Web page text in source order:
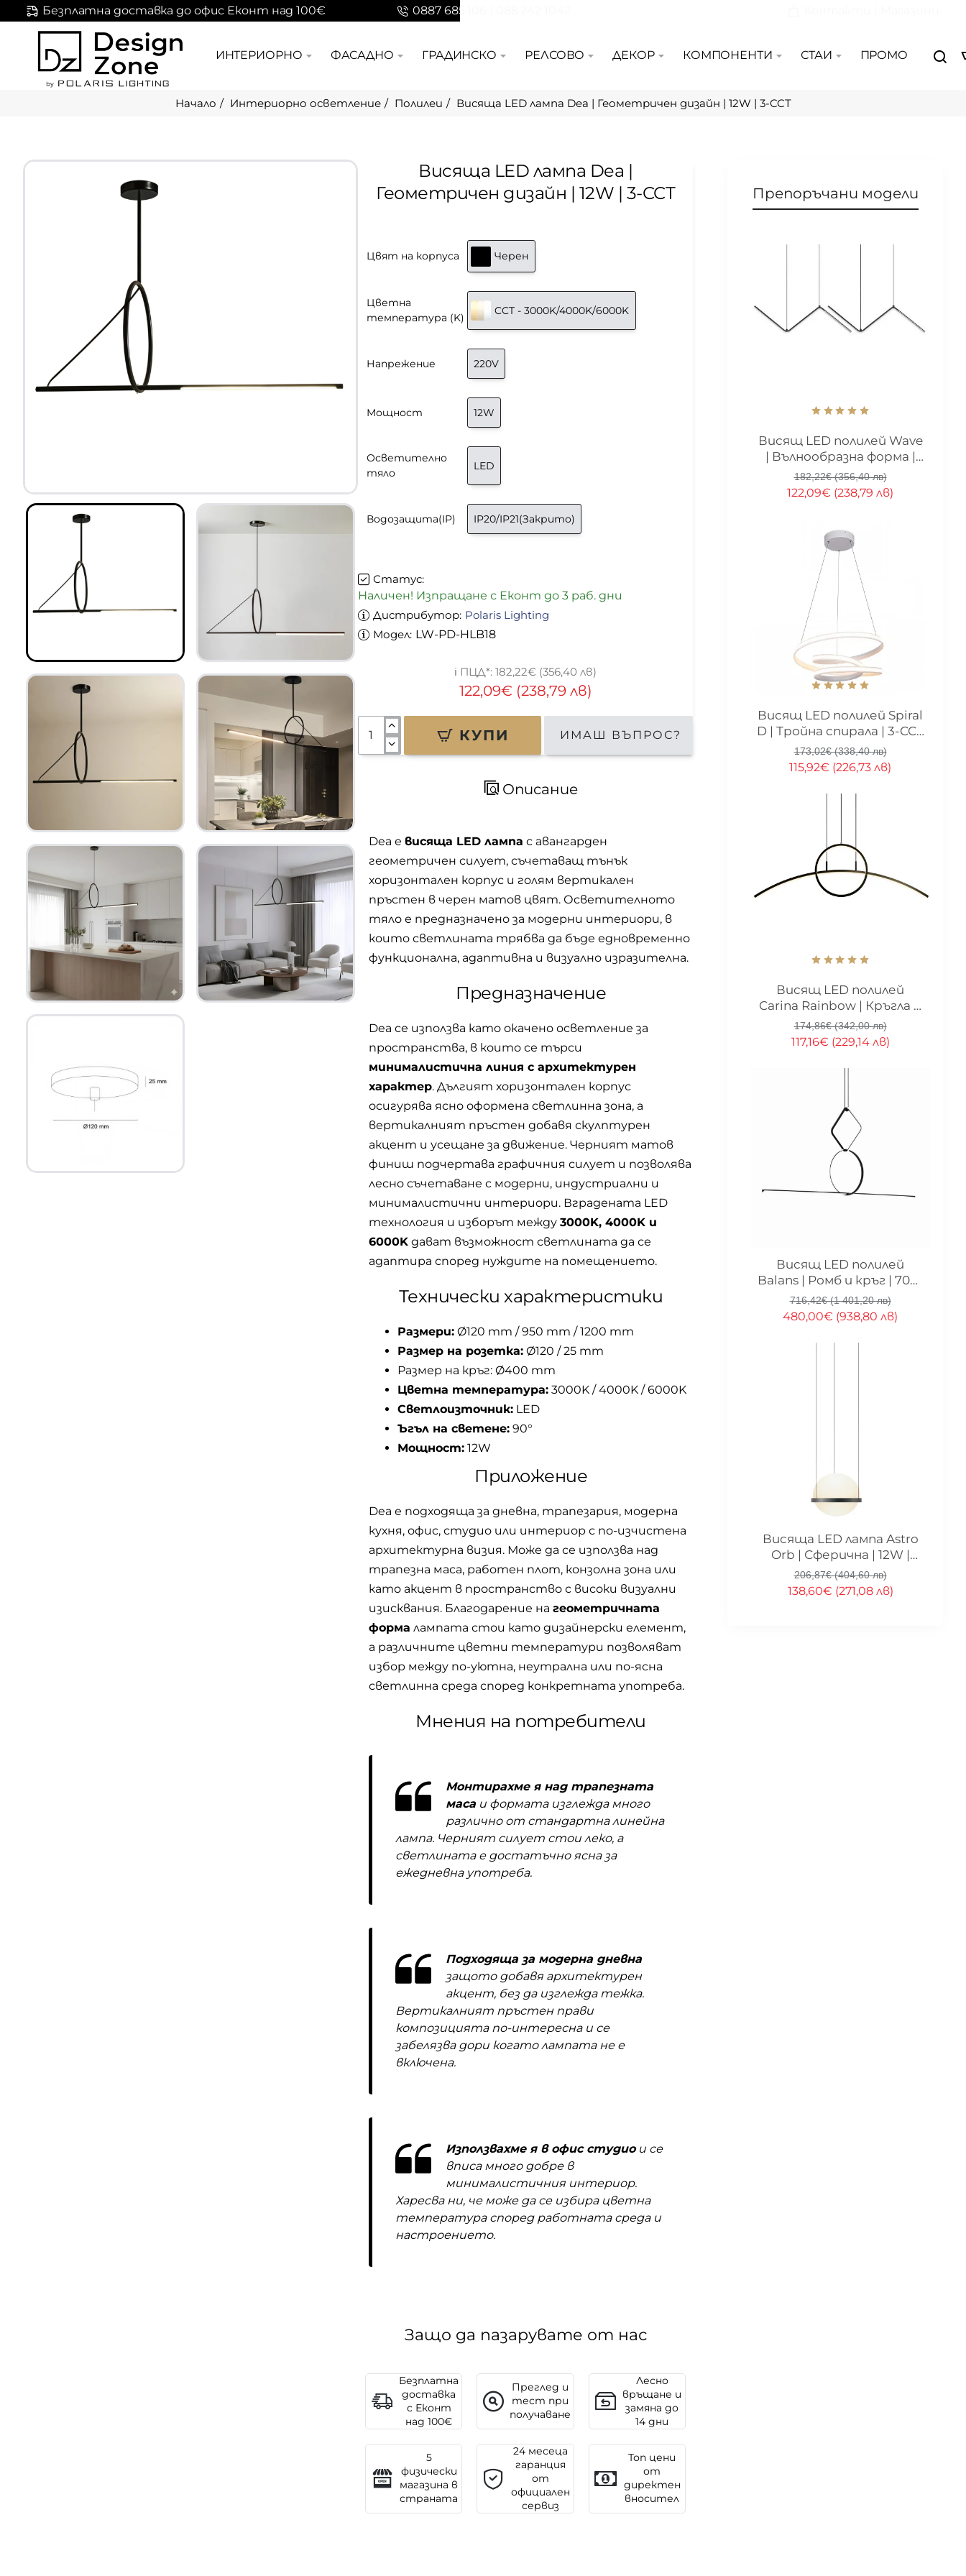
Безплатна доставка до офис Еконт над 100€ 0887 685 106 | 088 242 1042
ИНТЕРИОРНО ФАСАДНО ГРАДИНСКО РЕЛСОВО ДЕКОР КОМПОНЕНТИ СТАИ ПРОМО
Интериорно осветление Полилеи Висяща LED лампа Dea | Геометричен дизайн | 12W | 3-CCT
-33%
Висяща LED лампа Dea |
Геометричен дизайн | 12W | 3-CCT
Статус:
Наличен! Изпращане с Еконт до 3 раб. дни
Дистрибутор: Polaris Lighting
Модел: LW-PD-HLB18
122,09€ (238,79 лв)
182,22€ (356,40 лв)
Цвят на корпуса Черен
Цветна
температура (K)
CCT - 3000K/4000K/6000K
Напрежение 220V
Мощност 12W
Осветително
тяло
LED
Водозащита(IP) IP20/IP21(Закрито)
КУПИ ИМАШ ВЪПРОС?
Описание
Dea е висяща LED лампа с авангарден
геометричен силует, съчетаващ тънък
хоризонтален корпус и голям вертикален
пръстен в черен матов цвят. Осветителното
тяло е предназначено за модерни интериори, в
които светлината трябва да бъде едновременно
функционална, адаптивна и визуално изразителна.
Предназначение
Dea се използва като окачено осветление за
пространства, в които се търси
минималистична линия с архитектурен
характер. Дългият хоризонтален корпус
осигурява ясно оформена светлинна зона, а
вертикалният пръстен добавя скулптурен
акцент и усещане за движение. Черният матов
финиш подчертава графичния силует и позволява
лесно съчетаване с модерни, индустриални и
минималистични интериори. Вградената LED
технология и изборът между 3000K, 4000K и
6000K дават възможност светлината да се
адаптира според нуждите на помещението.
Технически характеристики
Размери: Ø120 mm / 950 mm / 1200 mm
Размер на розетка: Ø120 / 25 mm
Размер на кръг: Ø400 mm
Цветна температура: 3000K / 4000K / 6000K
Светлоизточник: LED
Ъгъл на светене: 90°
Мощност: 12W
Приложение
Dea е подходяща за дневна, трапезария, модерна
кухня, офис, студио или интериор с по-изчистена
архитектурна визия. Може да се използва над
трапезна маса, работен плот, конзолна зона или
като акцент в пространство с високи визуални
изисквания. Благодарение на геометричната
форма лампата стои като дизайнерски елемент,
а различните цветни температури позволяват
избор между по-уютна, неутрална или по-ясна
светлинна среда според конкретната употреба.
Мнения на потребители
Монтирахме я над трапезната
маса и формата изглежда много
различно от стандартна линейна
лампа. Черният силует стои леко, а
светлината е достатъчно ясна за
ежедневна употреба.
Подходяща за модерна дневна
защото добавя архитектурен
акцент, без да изглежда тежка.
Вертикалният пръстен прави
композицията по-интересна и се
забелязва дори когато лампата не е
включена.
Използвахме я в офис студиои се
вписа много добре в
минималистичния интериор.
Харесва ни, че може да се избира цветна
температура според работната среда и
настроението.
Защо да пазарувате от нас
Безплатна
доставка
с Еконт
над 100€
Преглед и
тест при
получаване
Лесно
връщане и
замяна до
14 дни
5
физически
магазина в
страната
24 месеца
гаранция
от
официален
сервиз
Топ цени
от
директен
вносител
Препоръчани модели
-33%
Висящ LED полилей Wave
| Вълнообразна форма |
90cm | 24W
122,09€ (238,79 лв)
182,22€ (356,40 лв)
-33%
Висящ LED полилей Spiral
D | Тройна спирала | 3-CCT
| 40W
115,92€ (226,73 лв)
173,02€ (338,40 лв)
-33%
Висящ LED полилей
Carina Rainbow | Кръгла и
дъговидна форма | 90 см
117,16€ (229,14 лв)
174,86€ (342,00 лв)
-33%
Висящ LED полилей
Balans | Ромб и кръг | 70W
| 3000K | Черен
480,00€ (938,80 лв)
716,42€ (1 401,20 лв)
-33%
Висяща LED лампа Astro
Orb | Сферична | 12W |
Черна
138,60€ (271,08 лв)
206,87€ (404,60 лв)